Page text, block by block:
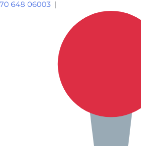
648 06003|